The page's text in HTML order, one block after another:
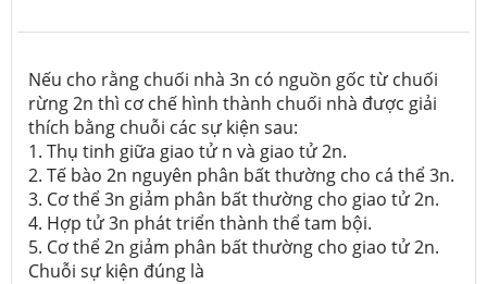
Nếu cho rằng chuối nhà 3n có nguồn gốc từ chuối
rừng 2n thì cơ chế hình thành chuối nhà được giải
thích bằng chuỗi các sự kiện sau:
1. Thụ tinh giữa giao tử n và giao tử 2n.
2. Tế bào 2n nguyên phân bất thường cho cá thể 3n.
3. Cơ thể 3n giảm phân bất thường cho giao tử 2n.
4. Hợp tử 3n phát triển thành thể tam bội.
5. Cơ thể 2n giảm phân bất thường cho giao tử 2n.
Chuỗi sự kiện đúng là